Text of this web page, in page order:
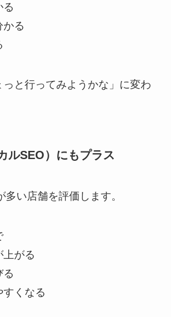
る
かる
っと行ってみようかな」に変わ
ルSEO）にもプラス
い店舗を評価します。
がる
る
くなる